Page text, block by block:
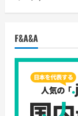
F&A&A